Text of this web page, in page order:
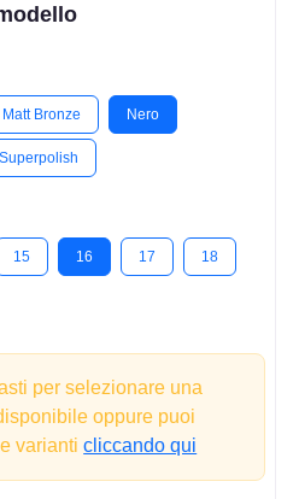
Matt Bronze Nero
Superpolish
15 16 17 18
per selezionare una
oppure puoi
varianticliccando qui